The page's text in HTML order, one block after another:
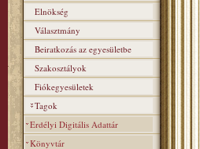
Elnökség
Választmány
Beiratkozás az egyesületbe
Szakosztályok
Fiókegyesületek
Tagok
Erdélyi Digitális Adattár
Könyvtár